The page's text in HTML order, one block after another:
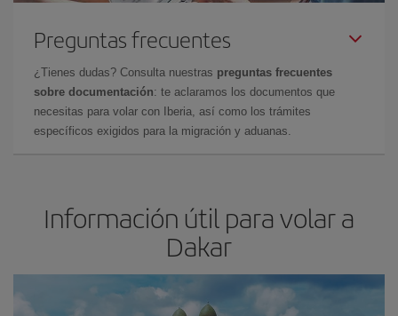
Preguntas frecuentes
¿Tienes dudas? Consulta nuestras preguntas frecuentes
sobre documentación: te aclaramos los documentos que
necesitas para volar con Iberia, así como los trámites
específicos exigidos para la migración y aduanas.
Información útil para volar a
Dakar